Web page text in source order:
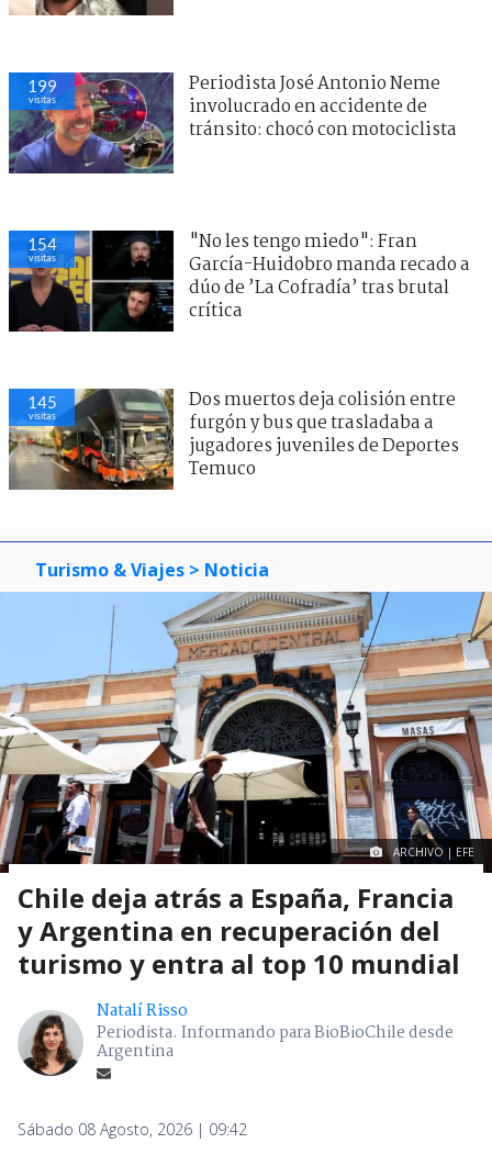
199
visitas
Periodista José Antonio Neme
involucrado en accidente de
tránsito: chocó con motociclista
154
visitas
"No les tengo miedo": Fran
García-Huidobro manda recado a
dúo de ’La Cofradía’ tras brutal
crítica
145
visitas
Dos muertos deja colisión entre
furgón y bus que trasladaba a
jugadores juveniles de Deportes
Temuco
Turismo & Viajes > Noticia
ARCHIVO | EFE
Chile deja atrás a España, Francia
y Argentina en recuperación del
turismo y entra al top 10 mundial
Natalí Risso
Periodista. Informando para BioBioChile desde
Argentina
Sábado 08 Agosto, 2026 | 09:42